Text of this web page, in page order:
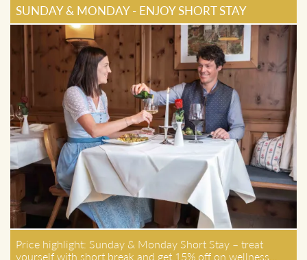
SUNDAY & MONDAY - ENJOY SHORT STAY
Price highlight: Sunday & Monday Short Stay – treat
yourself with short break and get 15% off on wellness…